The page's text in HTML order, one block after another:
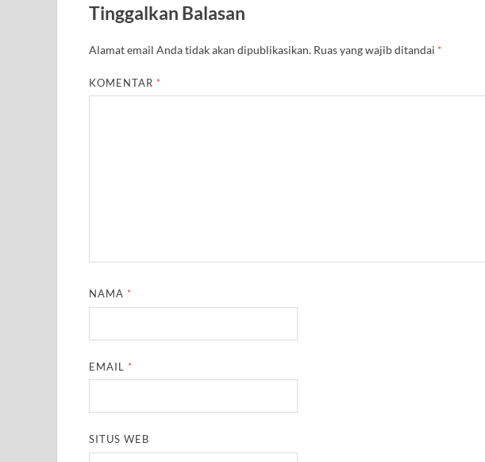
Tinggalkan Balasan
Alamat email Anda tidak akan dipublikasikan. Ruas yang wajib ditandai *
KOMENTAR *
NAMA *
EMAIL *
SITUS WEB